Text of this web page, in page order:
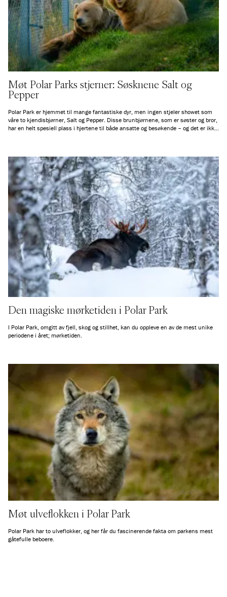
Møt Polar Parks stjerner: Søsknene Salt og
Pepper
Polar Park er hjemmet til mange fantastiske dyr, men ingen stjeler showet som
våre to kjendisbjørner, Salt og Pepper. Disse brunbjørnene, som er søster og bror,
har en helt spesiell plass i hjertene til både ansatte og besøkende – og det er ikke
Den magiske mørketiden i Polar Park
I Polar Park, omgitt av fjell, skog og stillhet, kan du oppleve en av de mest unike
periodene i året; mørketiden.
Møt ulveflokken i Polar Park
Polar Park har to ulveflokker, og her får du fascinerende fakta om parkens mest
gåtefulle beboere.